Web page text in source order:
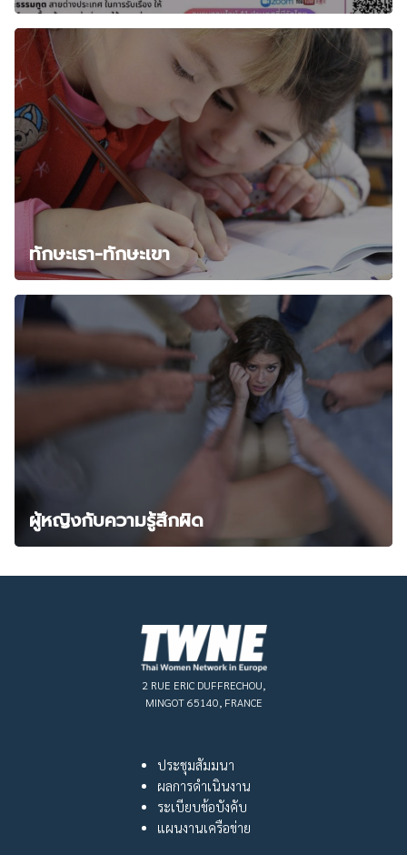
ทักษะเรา-ทักษะเขา
ผู้หญิงกับความรู้สึกผิด
2 RUE ERIC DUFFRECHOU,
MINGOT 65140, FRANCE
ประชุมสัมมนา
ผลการดำเนินงาน
ระเบียบข้อบังคับ
แผนงานเครือข่าย